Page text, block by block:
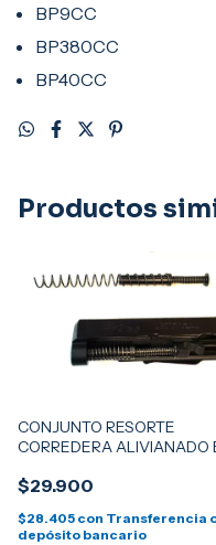
BP9CC
BP380CC
BP40CC
Productos
CONJUNTO RESORTE
CORREDERA ALIVIANADO
MODELOS Bp PRIMERA
$29.900
$28.405 con Transferencia
depósito bancario